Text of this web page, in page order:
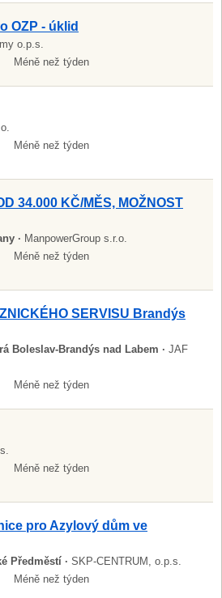
OZP - úklid
o.p.s.
Méně než týden
Méně než týden
34.000 KČ/MĚS, MOŽNOST
· ManpowerGroup s.r.o.
Méně než týden
SERVISU Brandýs
Boleslav-Brandýs nad Labem · JAF
Méně než týden
Méně než týden
pro Azylový dům ve
Předměstí · SKP-CENTRUM, o.p.s.
Méně než týden